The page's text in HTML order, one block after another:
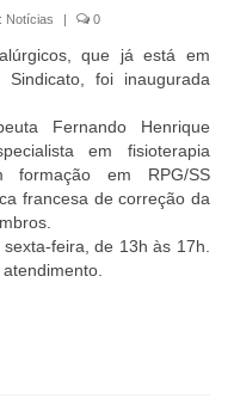
Notícias | 0
que já está em
foi inaugurada
Fernando Henrique
em fisioterapia
formação em RPG/SS
francesa de correção da
feira, de 13h às 17h.